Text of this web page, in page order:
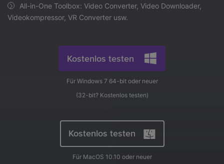
Video/Audio
Video/Audio
KI-Porträt
AI
Tech Specs
Updates von UniConverter
Ihr bester Video Converter
mit hoher Geschwindigkeit.
JETZT KAUFEN
All-in-One Toolbox: Video Converter, Video Downloader,
Videokompressor, VR Converter usw.
Kostenlos testen
Für Windows 7 64-bit oder neuer
(32-bit? Kostenlos testen)
Kostenlos testen
Für MacOS 10.10 oder neuer